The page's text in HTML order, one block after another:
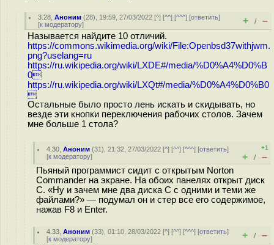
3.28 ,Аноним (28), 19:59, 27/03/2022 [^] [^^] [^^^] [ответить]
[к модератору] + / –
Называется найдите 10 отличий.
https://commons.wikimedia.org/wiki/File:Openbsd37withjwm.
png?uselang=ru
https://ru.wikipedia.org/wiki/LXDE#/media/%D0%A4%D0%B
0
https://ru.wikipedia.org/wiki/LXQt#/media/%D0%A4%D0%B0

Остальные было просто лень искать и скидывать, но
везде эти кнопки переключения рабочих столов. Зачем
мне больше 1 стола?
4.30 ,Аноним (31), 21:32, 27/03/2022 [^] [^^] [^^^] [ответить]
[к модератору]
+1
+ / –
Пьяный программист сидит с открытым Norton
Commander на экране. На обоих панелях открыт диск
С. «Ну и зачем мне два диска С с одними и теми же
файлами?» — подумал он и стер все его содержимое,
нажав F8 и Enter.
4.33 ,Аноним (33), 01:10, 28/03/2022 [^] [^^] [^^^] [ответить]
[к модератору] + / –